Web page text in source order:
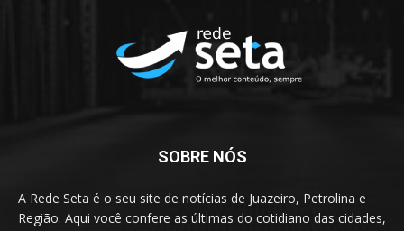
SOBRE NÓS
A Rede Seta é o seu site de notícias de Juazeiro, Petrolina e
Região. Aqui você confere as últimas do cotidiano das cidades,